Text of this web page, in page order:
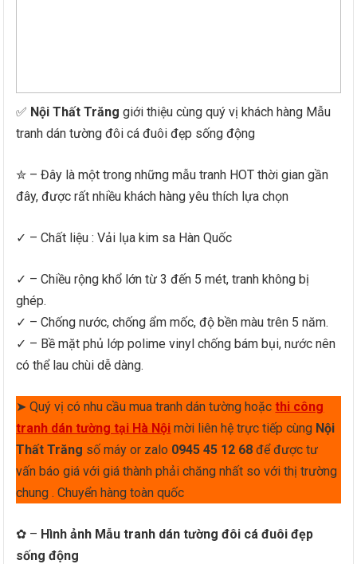
✅ Nội Thất Trăng giới thiệu cùng quý vị khách hàng Mẫu
tranh dán tường đôi cá đuôi đẹp sống động
✮ – Đây là một trong những mẫu tranh HOT thời gian gần
đây, được rất nhiều khách hàng yêu thích lựa chọn
✓ – Chất liệu : Vải lụa kim sa Hàn Quốc
✓ – Chiều rộng khổ lớn từ 3 đến 5 mét, tranh không bị
ghép.
✓ – Chống nước, chống ẩm mốc, độ bền màu trên 5 năm.
✓ – Bề mặt phủ lớp polime vinyl chống bám bụi, nước nên
có thể lau chùi dễ dàng.
➤ Quý vị có nhu cầu mua tranh dán tường hoặc thi công
tranh dán tường tại Hà Nội mời liên hệ trực tiếp cùng Nội
Thất Trăng số máy or zalo 0945 45 12 68 để được tư
vấn báo giá với giá thành phải chăng nhất so với thị trường
chung . Chuyển hàng toàn quốc
✿ – Hình ảnh Mẫu tranh dán tường đôi cá đuôi đẹp
sống động